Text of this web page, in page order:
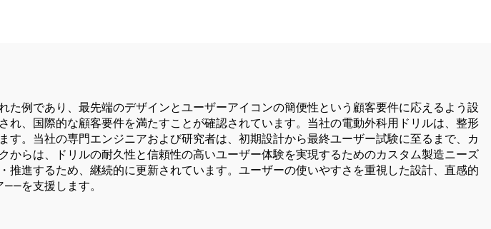
例であり、最先端のデザインとユーザーアイコンの簡便性という顧客要件に応えるよう設
、国際的な顧客要件を満たすことが確認されています。当社の電動外科用ドリルは、整形
。当社の専門エンジニアおよび研究者は、初期設計から最終ユーザー試験に至るまで、カ
らは、ドリルの耐久性と信頼性の高いユーザー体験を実現するためのカスタム製造ニーズ
進するため、継続的に更新されています。ユーザーの使いやすさを重視した設計、直感的
を支援します。